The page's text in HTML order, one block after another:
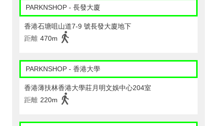
PARKNSHOP - 長發大廈
香港石塘咀山道7-9 號長發大廈地下
距離 470m
PARKNSHOP - 香港大學
香港薄扶林香港大學莊月明文娛中心204室
距離 220m